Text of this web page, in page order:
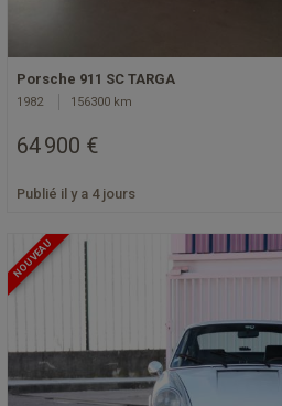
Porsche 911 SC TARGA
1982 156300 km
64 900 €
Publié il y a 4 jours
NOUVEAU